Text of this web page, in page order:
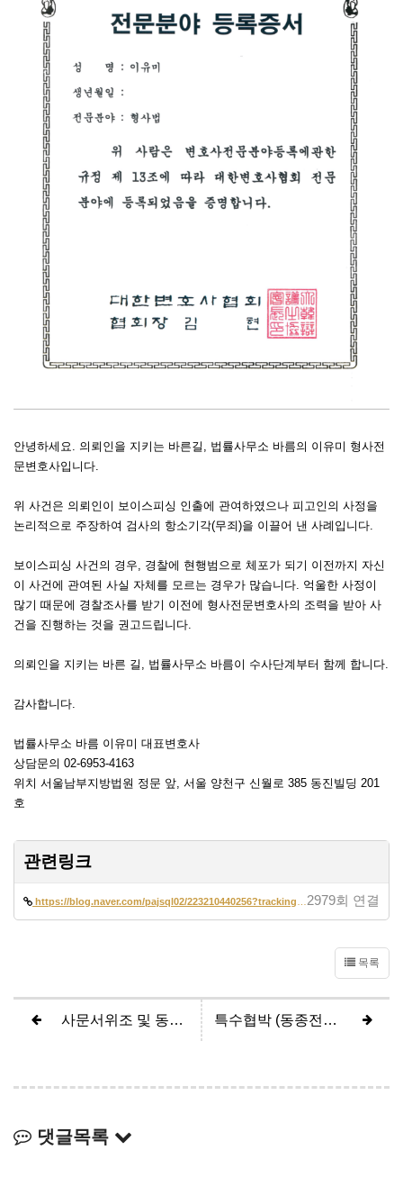
안녕하세요. 의뢰인을 지키는 바른길, 법률사무소 바름의 이유미 형사전
문변호사입니다.
위 사건은 의뢰인이 보이스피싱 인출에 관여하였으나 피고인의 사정을
논리적으로 주장하여 검사의 항소기각(무죄)을 이끌어 낸 사례입니다.
보이스피싱 사건의 경우, 경찰에 현행범으로 체포가 되기 이전까지 자신
이 사건에 관여된 사실 자체를 모르는 경우가 많습니다. 억울한 사정이
많기 때문에 경찰조사를 받기 이전에 형사전문변호사의 조력을 받아 사
건을 진행하는 것을 권고드립니다.
의뢰인을 지키는 바른 길, 법률사무소 바름이 수사단계부터 함께 합니다.
감사합니다.
법률사무소 바름 이유미 대표변호사
상담문의 02-6953-4163
위치 서울남부지방법원 정문 앞, 서울 양천구 신월로 385 동진빌딩 201
호
관련링크
https://blog.naver.com/pajsql02/223210440256?trackingCode=blog_bloghom… 2979회 연결
목록
사문서위조 및 동행사 (검사 항소기각, 무죄) 특수협박 (동종전과, 구속피고인 집행유예)
댓글목록